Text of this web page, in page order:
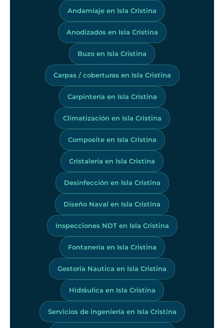
Andamiaje en Isla Cristina
Anodizados en Isla Cristina
Buzo en Isla Cristina
Carpas / coberturas en Isla Cristina
Carpintería en Isla Cristina
Climatización en Isla Cristina
Composite en Isla Cristina
Cristalería en Isla Cristina
Desinfección en Isla Cristina
Diseño Naval en Isla Cristina
Inspecciones NDT en Isla Cristina
Fontanería en Isla Cristina
Gestoria Nautica en Isla Cristina
Hidráulica en Isla Cristina
Servicios de ingeniería en Isla Cristina